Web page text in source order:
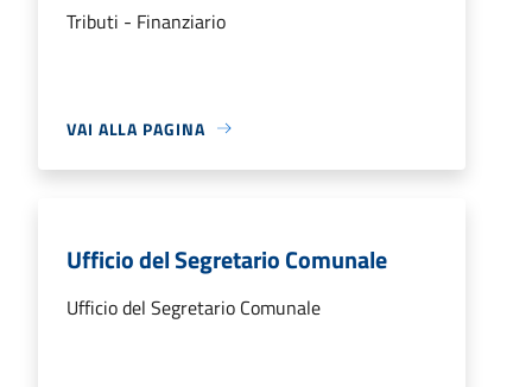
Tributi - Finanziario
VAI ALLA PAGINA
Ufficio del Segretario Comunale
Ufficio del Segretario Comunale